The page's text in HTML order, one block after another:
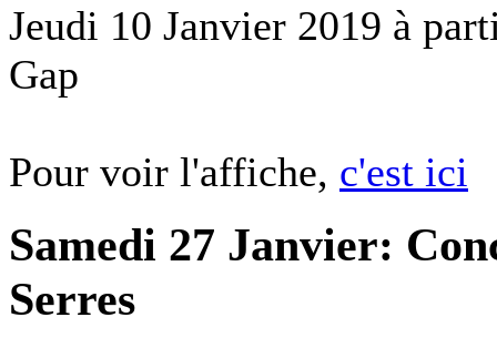
Jeudi 10 Janvier 2019 à
Gap
Pour voir l'affiche, c'est ici
Samedi 27 Janvier:
Serres